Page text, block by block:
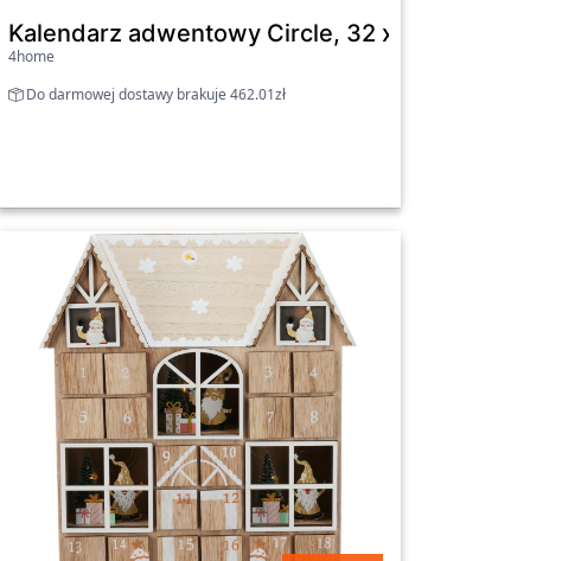
Kalendarz adwentowy Circle, 32 x 6,4 cm
4home
Do darmowej dostawy brakuje 462.01zł